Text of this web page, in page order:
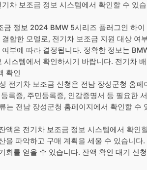
차 보조금 정보 시스템에서 확인할 수 있습
정보 2024 BMW 5시리즈 플러그인 하이
합한 모델로, 전기차 보조금 지원 대상 여
부에 따라 결정됩니다. 정확한 정보는
스템에서 확인하시기 바랍니다. 전기차 배
확인
전기차 보조금 신청은 전남 장성군청 홈페
록증, 주민등록증, 인감증명서 등 필요한 서
는 전남 장성군청 홈페이지에서 확인할 수
액은 전기차 보조금 정보 시스템에서 확인
을 파악하고 구매 계획을 세울 수 있습니다.
회를 얻을 수 있습니다. 잔액 확인 대기 신청